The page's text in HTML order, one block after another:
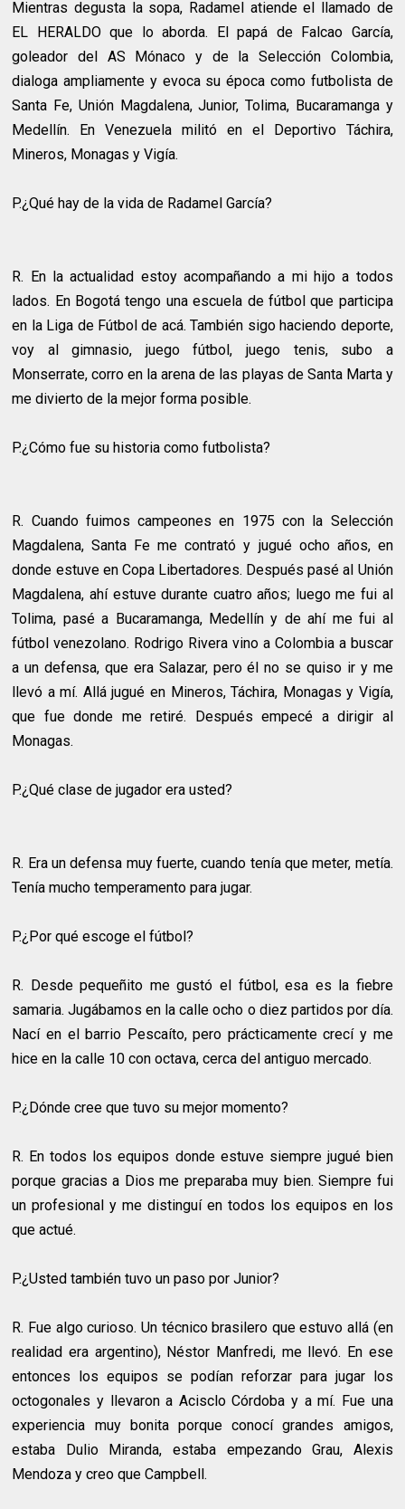
Mientras degusta la sopa, Radamel atiende el llamado de
EL HERALDO que lo aborda. El papá de Falcao García,
goleador del AS Mónaco y de la Selección Colombia,
dialoga ampliamente y evoca su época como futbolista de
Santa Fe, Unión Magdalena, Junior, Tolima, Bucaramanga y
Medellín. En Venezuela militó en el Deportivo Táchira,
Mineros, Monagas y Vigía.
P.¿Qué hay de la vida de Radamel García?
R. En la actualidad estoy acompañando a mi hijo a todos
lados. En Bogotá tengo una escuela de fútbol que participa
en la Liga de Fútbol de acá. También sigo haciendo deporte,
voy al gimnasio, juego fútbol, juego tenis, subo a
Monserrate, corro en la arena de las playas de Santa Marta y
me divierto de la mejor forma posible.
P.¿Cómo fue su historia como futbolista?
R. Cuando fuimos campeones en 1975 con la Selección
Magdalena, Santa Fe me contrató y jugué ocho años, en
donde estuve en Copa Libertadores. Después pasé al Unión
Magdalena, ahí estuve durante cuatro años; luego me fui al
Tolima, pasé a Bucaramanga, Medellín y de ahí me fui al
fútbol venezolano. Rodrigo Rivera vino a Colombia a buscar
a un defensa, que era Salazar, pero él no se quiso ir y me
llevó a mí. Allá jugué en Mineros, Táchira, Monagas y Vigía,
que fue donde me retiré. Después empecé a dirigir al
Monagas.
P.¿Qué clase de jugador era usted?
R. Era un defensa muy fuerte, cuando tenía que meter, metía.
Tenía mucho temperamento para jugar.
P.¿Por qué escoge el fútbol?
R. Desde pequeñito me gustó el fútbol, esa es la fiebre
samaria. Jugábamos en la calle ocho o diez partidos por día.
Nací en el barrio Pescaíto, pero prácticamente crecí y me
hice en la calle 10 con octava, cerca del antiguo mercado.
P.¿Dónde cree que tuvo su mejor momento?
R. En todos los equipos donde estuve siempre jugué bien
porque gracias a Dios me preparaba muy bien. Siempre fui
un profesional y me distinguí en todos los equipos en los
que actué.
P.¿Usted también tuvo un paso por Junior?
R. Fue algo curioso. Un técnico brasilero que estuvo allá (en
realidad era argentino), Néstor Manfredi, me llevó. En ese
entonces los equipos se podían reforzar para jugar los
octogonales y llevaron a Acisclo Córdoba y a mí. Fue una
experiencia muy bonita porque conocí grandes amigos,
estaba Dulio Miranda, estaba empezando Grau, Alexis
Mendoza y creo que Campbell.